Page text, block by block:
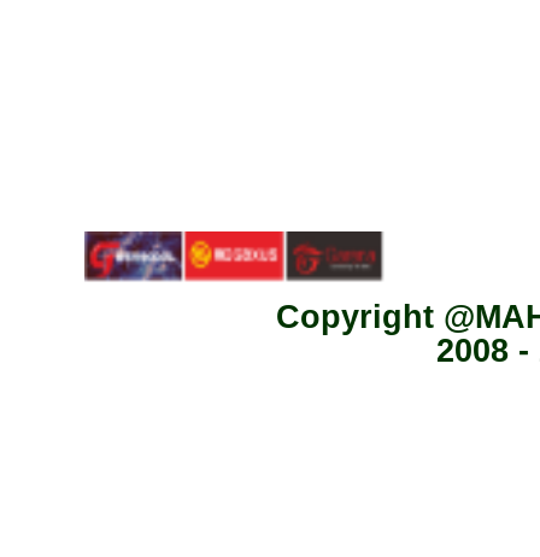
Copyright
2008 -